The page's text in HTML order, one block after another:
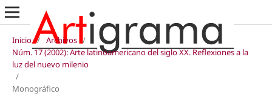
Inicio / Archivos /
Núm. 17 (2002): Arte latinoamericano del siglo XX. Reflexiones a la
luz del nuevo milenio
/
Monográfico